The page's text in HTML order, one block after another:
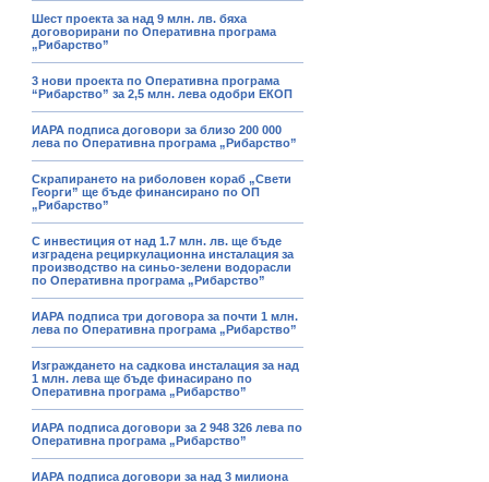
Шест проекта за над 9 млн. лв. бяха
договорирани по Оперативна програма
„Рибарство”
3 нови проекта по Оперативна програма
“Рибарство” за 2,5 млн. лева одобри ЕКОП
ИАРА подписа договори за близо 200 000
лева по Оперативна програма „Рибарство”
Скрапирането на риболовен кораб „Свети
Георги” ще бъде финансирано по ОП
„Рибарство”
С инвестиция от над 1.7 млн. лв. ще бъде
изградена рециркулационна инсталация за
производство на синьо-зелени водорасли
по Оперативна програма „Рибарство”
ИАРА подписа три договора за почти 1 млн.
лева по Оперативна програма „Рибарство”
Изграждането на садкова инсталация за над
1 млн. лева ще бъде финасирано по
Оперативна програма „Рибарство”
ИАРА подписа договори за 2 948 326 лева по
Оперативна програма „Рибарство”
ИАРА подписа договори за над 3 милиона